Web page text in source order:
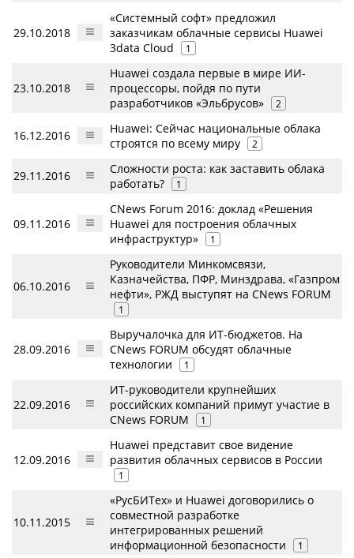
29.10.2018
«Системный софт» предложил
заказчикам облачные сервисы Huawei
3data Cloud
1
23.10.2018
Huawei создала первые в мире ИИ-
процессоры, пойдя по пути
разработчиков «Эльбрусов»
2
16.12.2016
Huawei: Сейчас национальные облака
строятся по всему миру
2
29.11.2016
Сложности роста: как заставить облака
работать?
1
09.11.2016
CNews Forum 2016: доклад «Решения
Huawei для построения облачных
инфраструктур»
1
06.10.2016
Руководители Минкомсвязи,
Казначейства, ПФР, Минздрава, «Газпром
нефти», РЖД выступят на CNews FORUM
1
28.09.2016
Выручалочка для ИТ-бюджетов. На
CNews FORUM обсудят облачные
технологии
1
22.09.2016
ИТ-руководители крупнейших
российских компаний примут участие в
CNews FORUM
1
12.09.2016
Huawei представит свое видение
развития облачных сервисов в России
1
10.11.2015
«РусБИТех» и Huawei договорились о
совместной разработке
интегрированных решений
информационной безопасности
1